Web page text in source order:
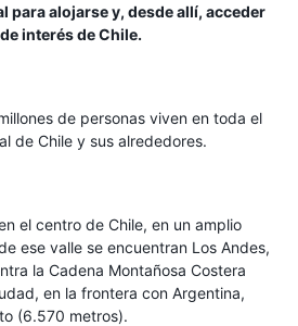
para alojarse y, desde allí, acceder
interés de Chile.
de personas viven en toda el
de Chile y sus alrededores.
el centro de Chile, en un amplio
ese valle se encuentran Los Andes,
la Cadena Montañosa Costera
en la frontera con Argentina,
(6.570 metros).